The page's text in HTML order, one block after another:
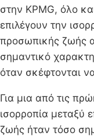
στην KPMG, όλο
επιλέγουν την
προσωπικής ζωής
σημαντικό
όταν σκέφτονται
Για μια από τις
ισορροπία μεταξύ
ζωής ήταν τόσο